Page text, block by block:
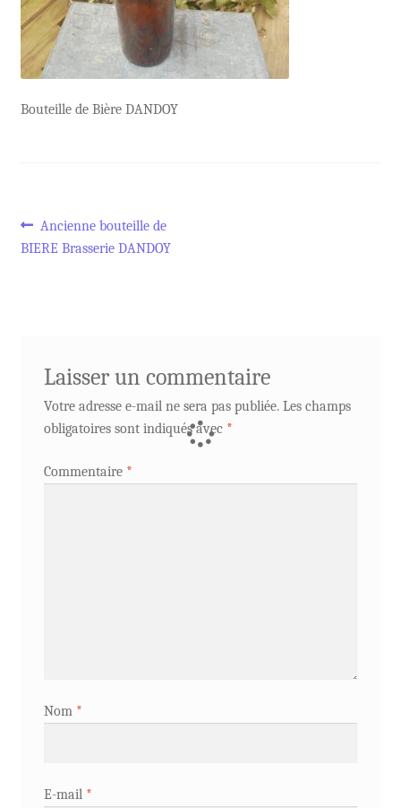
Bouteille de Bière DANDOY
Navigation
Article
précédent :
Ancienne bouteille de
BIERE Brasserie DANDOY
Laisser un commentaire
Votre adresse e-mail ne sera pas publiée. Les champs
obligatoires sont indiqués avec *
Commentaire *
Nom *
E-mail *